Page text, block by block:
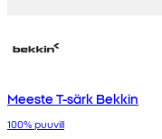
Meeste T-särk Bekkin
100% puuvill